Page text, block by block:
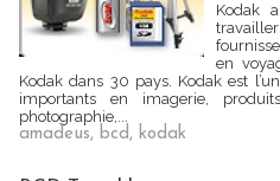
Kodak
en
Kodak dans 30 pays. Kodak est
importants en imagerie,
photographie,...
amadeus, bcd, kodak